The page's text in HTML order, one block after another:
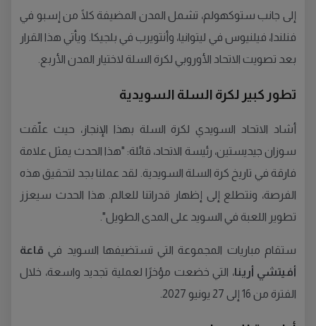
إلى جانب ستوكهولم، تشمل المدن المضيفة كلًا من إسبو في
فنلندا، فيلنيوس في ليتوانيا، وأنتويرب في بلجيكا. ويأتي هذا القرار
بعد تصويت الاتحاد الأوروبي لكرة السلة لاختيار المدن الأربع.
تطور كبير لكرة السلة السويدية
أشاد الاتحاد السويدي لكرة السلة بهذا الإنجاز، حيث علّقت
سوزان جيديستين، رئيسة الاتحاد، قائلة: "هذا الحدث يمثل علامة
فارقة في تاريخ كرة السلة السويدية. لقد عملنا بجد لتحقيق هذه
الفرصة، ونتطلع إلى إظهار قدراتنا للعالم. هذا الحدث سيعزز
تطوير اللعبة في السويد على المدى الطويل".
ستقام مباريات المجموعة التي تستضيفها السويد في قاعة
أفيتشي أرينا، التي خضعت مؤخرًا لعملية تجديد واسعة، خلال
الفترة من 16 إلى 27 يونيو 2027.